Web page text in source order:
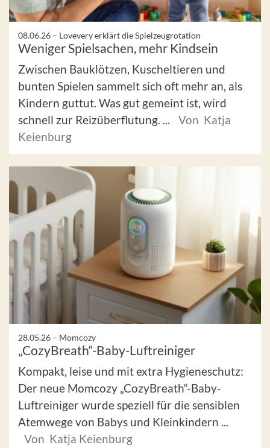
08.06.26 – Lovevery erklärt die Spielzeugrotation
Weniger Spielsachen, mehr Kindsein
Zwischen Bauklötzen, Kuscheltieren und
bunten Spielen sammelt sich oft mehr an, als
Kindern guttut. Was gut gemeint ist, wird
schnell zur Reizüberflutung. ...
Von Katja
Keienburg
28.05.26 – Momcozy
„CozyBreath“-Baby-Luftreiniger
Kompakt, leise und mit extra Hygieneschutz:
Der neue Momcozy „CozyBreath“-Baby-
Luftreiniger wurde speziell für die sensiblen
Atemwege von Babys und Kleinkindern ...
Von Katja Keienburg